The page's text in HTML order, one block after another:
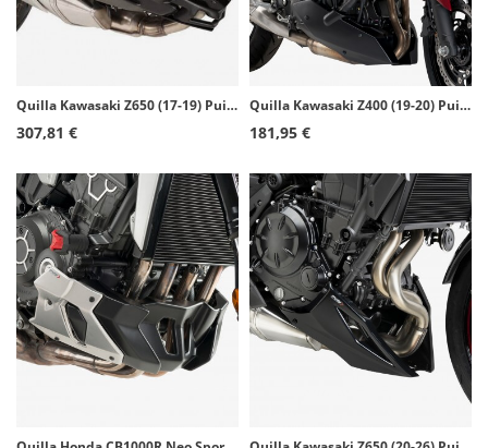
Quilla Kawasaki Z650 (17-19) Puig Negro 9589J
307,81 €
Quilla Kawasaki Z400 (19-20) Puig Símil carbono 3554J
181,95 €